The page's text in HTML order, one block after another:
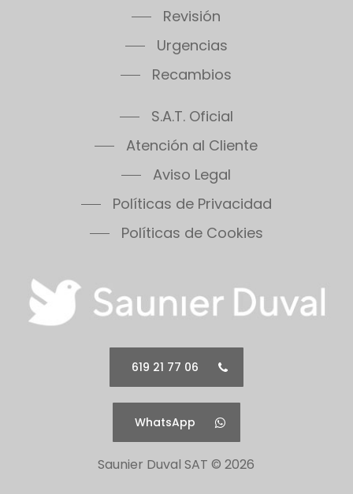
Revisión
Urgencias
Recambios
S.A.T. Oficial
Atención al Cliente
Aviso Legal
Políticas de Privacidad
Políticas de Cookies
619 21 77 06
WhatsApp
Saunier Duval SAT ©2026